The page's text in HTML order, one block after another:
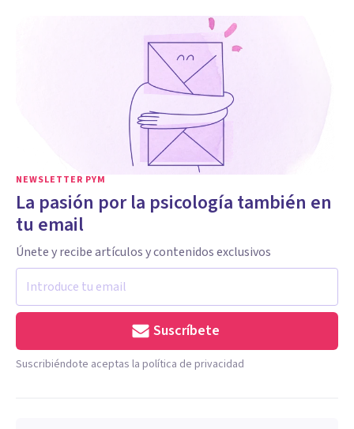
NEWSLETTER PYM
La pasión por la psicología también en
tu email
Únete y recibe artículos y contenidos exclusivos
Suscríbete
Suscribiéndote aceptas la política de privacidad